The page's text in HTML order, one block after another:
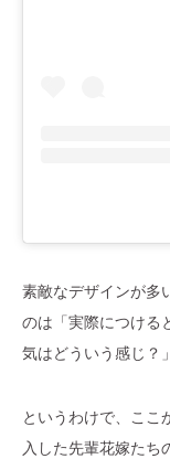
素敵なデザインが多
のは「実際につける
気はどういう感じ？
というわけで、ここ
入した先輩花嫁たち